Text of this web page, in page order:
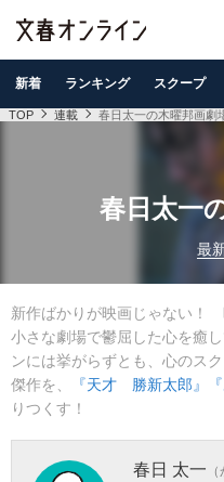
新着 ランキング スクープ
TOP 連載 春日太一の木曜邦画劇
春日太一
最
新作ばかりが映画じゃない！
小さな劇場で鬱屈した心を癒
ンには挙がらずとも、心のス
傑作を、
『天才 勝新太郎』
りつくす！
春日 太一